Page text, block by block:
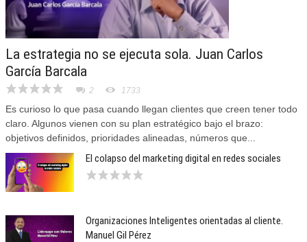
La estrategia no se ejecuta sola. Juan Carlos
García Barcala
2 1733
Es curioso lo que pasa cuando llegan clientes que creen tener todo
claro. Algunos vienen con su plan estratégico bajo el brazo:
objetivos definidos, prioridades alineadas, números que...
El colapso del marketing digital en redes sociales
Organizaciones Inteligentes orientadas al cliente.
Manuel Gil Pérez